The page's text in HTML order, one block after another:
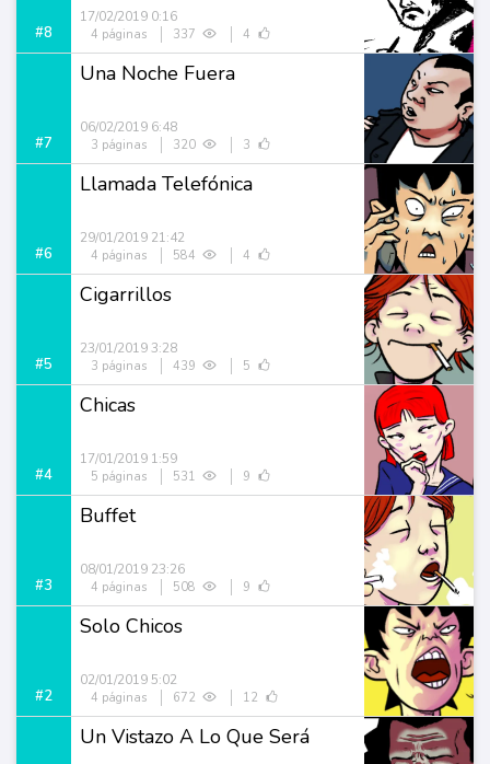
#8
17/02/2019 0:16
4 páginas 337 4
#7
Una Noche Fuera
06/02/2019 6:48
3 páginas 320 3
#6
Llamada Telefónica
29/01/2019 21:42
4 páginas 584 4
#5
Cigarrillos
23/01/2019 3:28
3 páginas 439 5
#4
Chicas
17/01/2019 1:59
5 páginas 531 9
#3
Buffet
08/01/2019 23:26
4 páginas 508 9
#2
Solo Chicos
02/01/2019 5:02
4 páginas 672 12
Un Vistazo A Lo Que Será